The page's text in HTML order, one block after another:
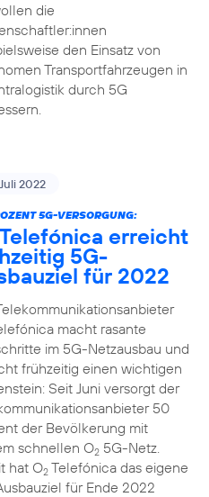
die
den Einsatz von
Transportfahrzeugen in
durch 5G
2022
5G-VERSORGUNG:
Telefónica erreicht
5G-
für 2022
macht rasante
im 5G-Netzausbau und
frühzeitig einen wichtigen
Seit Juni versorgt der
50
der Bevölkerung mit
schnellen O25G-Netz.
hat O2Telefónica das eigene
für Ende 2022